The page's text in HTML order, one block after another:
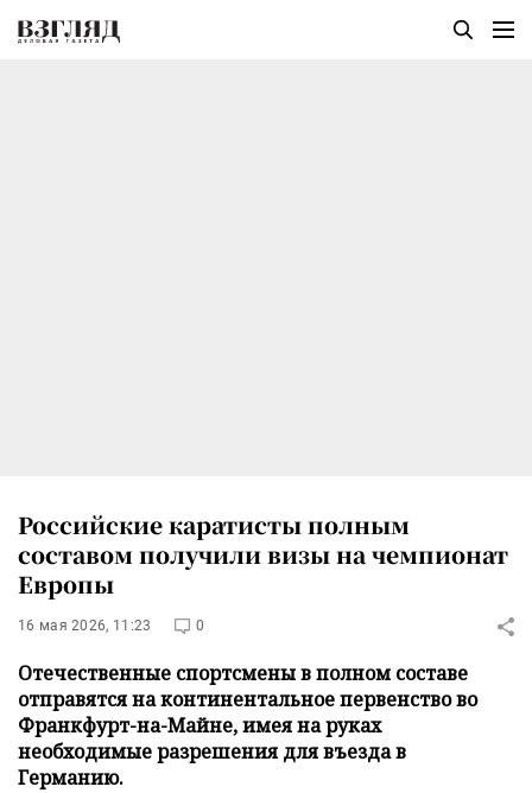
Российские каратисты полным
составом получили визы на чемпионат
Европы
16 мая 2026, 11:23 0
Отечественные спортсмены в полном составе
отправятся на континентальное первенство во
Франкфурт-на-Майне, имея на руках
необходимые разрешения для въезда в
Германию.